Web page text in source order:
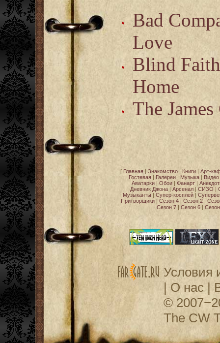
Bad
Love
Blind Faith
Home
The James
[ Главная| Знакомство| Книги| Арт-
Гостевая | Галереи | Музыка | Видео
Аватарки | Обои | Фанарт |
Дневник Джона| Арсенал| СИЗО |
Музыканты | Супер-косплей |
Притворщики | Сезон 4 | Сезон 2 |
Сезон 7| Сезон 6|
Условия
| О нас |
©
The CW